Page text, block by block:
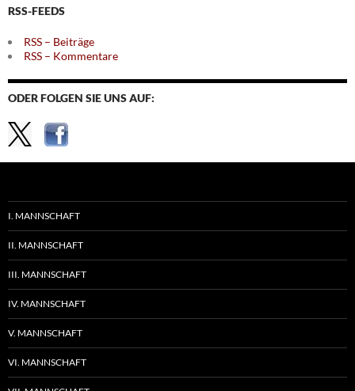
RSS-FEEDS
RSS – Beiträge
RSS – Kommentare
ODER FOLGEN SIE UNS AUF:
I. MANNSCHAFT
II. MANNSCHAFT
III. MANNSCHAFT
IV. MANNSCHAFT
V. MANNSCHAFT
VI. MANNSCHAFT